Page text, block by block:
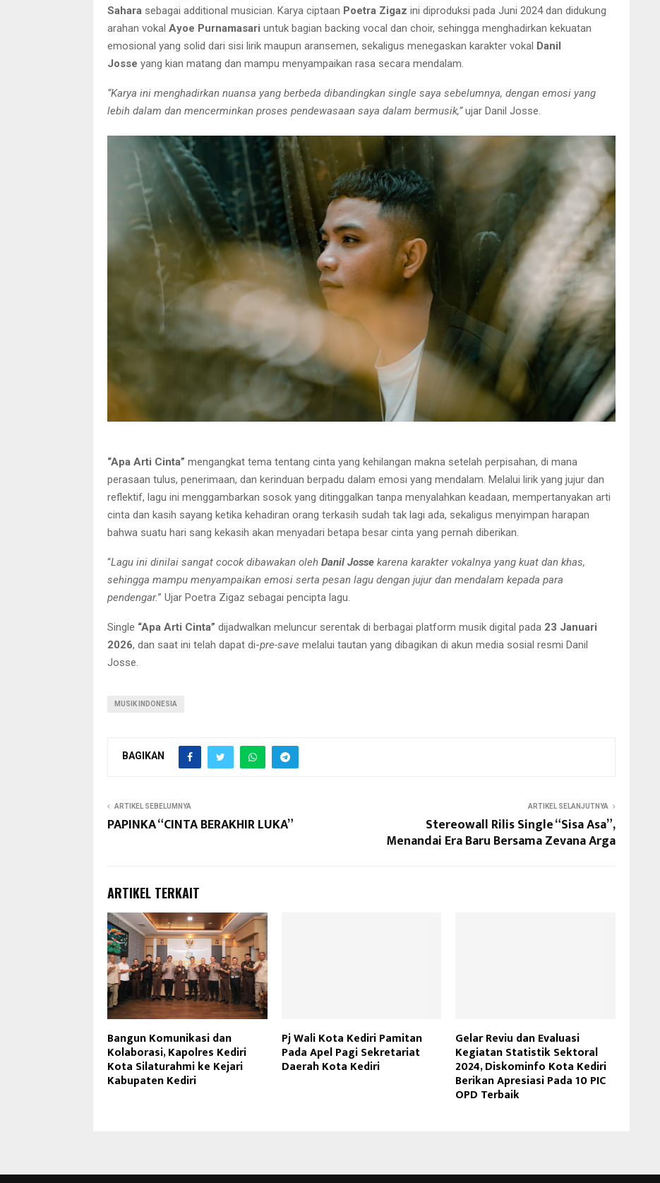
Sahara sebagai additional musician. Karya ciptaan Poetra Zigaz ini diproduksi pada Juni 2024 dan didukung
arahan vokal Ayoe Purnamasari untuk bagian backing vocal dan choir, sehingga menghadirkan kekuatan
emosional yang solid dari sisi lirik maupun aransemen, sekaligus menegaskan karakter vokal Danil
Josse yang kian matang dan mampu menyampaikan rasa secara mendalam.
“Karya ini menghadirkan nuansa yang berbeda dibandingkan single saya sebelumnya, dengan emosi yang
lebih dalam dan mencerminkan proses pendewasaan saya dalam bermusik,”ujar Danil Josse.
“Apa Arti Cinta” mengangkat tema tentang cinta yang kehilangan makna setelah perpisahan, di mana
perasaan tulus, penerimaan, dan kerinduan berpadu dalam emosi yang mendalam. Melalui lirik yang jujur dan
reflektif, lagu ini menggambarkan sosok yang ditinggalkan tanpa menyalahkan keadaan, mempertanyakan arti
cinta dan kasih sayang ketika kehadiran orang terkasih sudah tak lagi ada, sekaligus menyimpan harapan
bahwa suatu hari sang kekasih akan menyadari betapa besar cinta yang pernah diberikan.
“Lagu ini dinilai sangat cocok dibawakan oleh Danil Josse karena karakter vokalnya yang kuat dan khas,
sehingga mampu menyampaikan emosi serta pesan lagu dengan jujur dan mendalam kepada para
pendengar.” Ujar Poetra Zigaz sebagai pencipta lagu.
Single “Apa Arti Cinta” dijadwalkan meluncur serentak di berbagai platform musik digital pada 23 Januari
2026, dan saat ini telah dapat di-pre-save melalui tautan yang dibagikan di akun media sosial resmi Danil
Josse.
MUSIK INDONESIA
BAGIKAN
ARTIKEL SEBELUMNYA
PAPINKA “CINTA BERAKHIR LUKA”
ARTIKEL SELANJUTNYA
Stereowall Rilis Single “Sisa Asa”,
Menandai Era Baru Bersama Zevana Arga
ARTIKEL TERKAIT
Bangun Komunikasi dan
Kolaborasi, Kapolres Kediri
Kota Silaturahmi ke Kejari
Kabupaten Kediri
Pj Wali Kota Kediri Pamitan
Pada Apel Pagi Sekretariat
Daerah Kota Kediri
Gelar Reviu dan Evaluasi
Kegiatan Statistik Sektoral
2024, Diskominfo Kota Kediri
Berikan Apresiasi Pada 10 PIC
OPD Terbaik